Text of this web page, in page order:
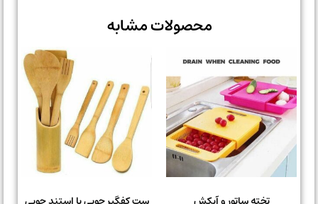
محصولات مشابه